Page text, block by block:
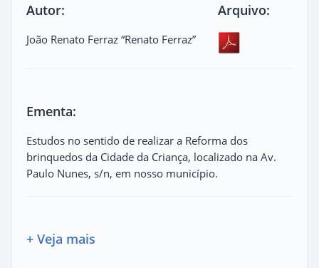
Autor:
João Renato Ferraz “Renato Ferraz”
Arquivo:
Ementa:
Estudos no sentido de realizar a Reforma dos
brinquedos da Cidade da Criança, localizado na Av.
Paulo Nunes, s/n, em nosso município.
+ Veja mais